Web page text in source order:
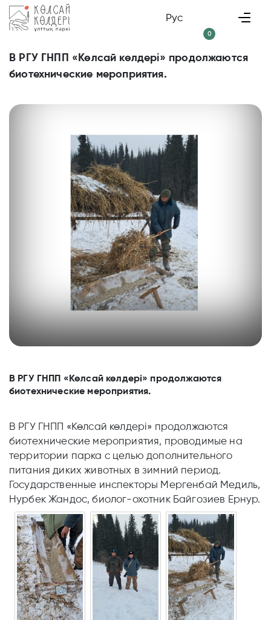
Рус
0
В РГУ ГНПП «Көлсай көлдері» продолжаются
биотехнические мероприятия.
В РГУ ГНПП «Көлсай көлдері» продолжаются
биотехнические мероприятия.
В РГУ ГНПП «Көлсай көлдері» продолжаются
биотехнические мероприятия, проводимые на
территории парка с целью дополнительного
питания диких животных в зимний период.
Государственные инспекторы Мергенбай Медиль,
Нурбек Жандос, биолог-охотник Байгозиев Ернур.